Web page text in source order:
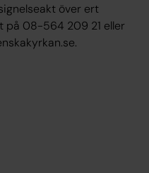
över ert
på 08-564 209 21 eller
.